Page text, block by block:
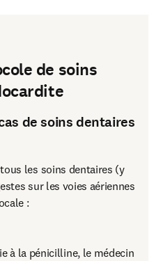
de soins
de soins dentaires
les soins dentaires (y
sur les voies aériennes
:
à la pénicilline, le médecin